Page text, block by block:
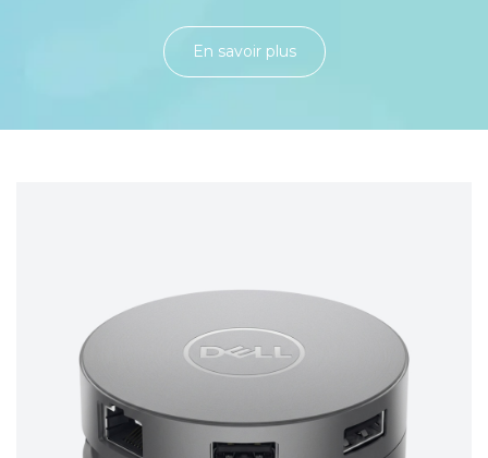
En savoir plu​​​​​​​​​​​​​​​​s